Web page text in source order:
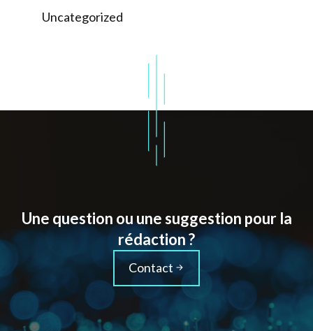
Uncategorized
Une question ou une suggestion pour la
rédaction ?
Contact